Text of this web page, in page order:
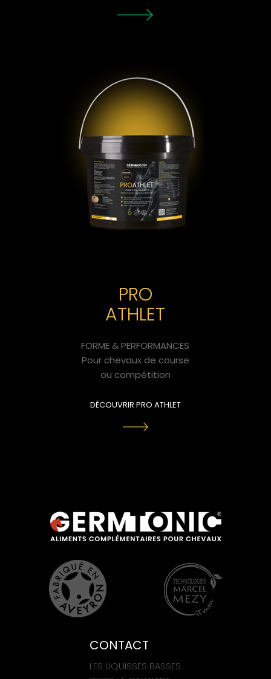
PRO
ATHLET
FORME & PERFORMANCES
Pour chevaux de course
ou compétition
DÉCOUVRIR PRO ATHLET
CONTACT
LES LIQUISSES BASSES